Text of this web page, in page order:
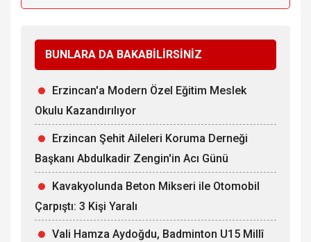
BUNLARA DA BAKABİLİRSİNİZ
Erzincan'a Modern Özel Eğitim Meslek
Okulu Kazandırılıyor
Erzincan Şehit Aileleri Koruma Derneği
Başkanı Abdulkadir Zengin'in Acı Günü
Kavakyolunda Beton Mikseri ile Otomobil
Çarpıştı: 3 Kişi Yaralı
Vali Hamza Aydoğdu, Badminton U15 Millî